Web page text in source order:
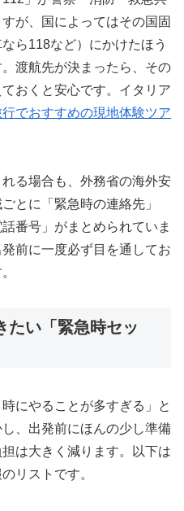
が、国によってはその国固
ら118など）にかけたほう
渡航先が決まったら、その
おくと安心です。イタリア
でおすすめの現地体験ツア
る場合も、外務省の海外安
とに「緊急時の連絡先」
番号」がまとめられていま
前に一度必ず目を通してお
たい「緊急時セッ
にやることが多すぎる」と
、出発前にほんの少し準備
は大きく減ります。以下は
リストです。